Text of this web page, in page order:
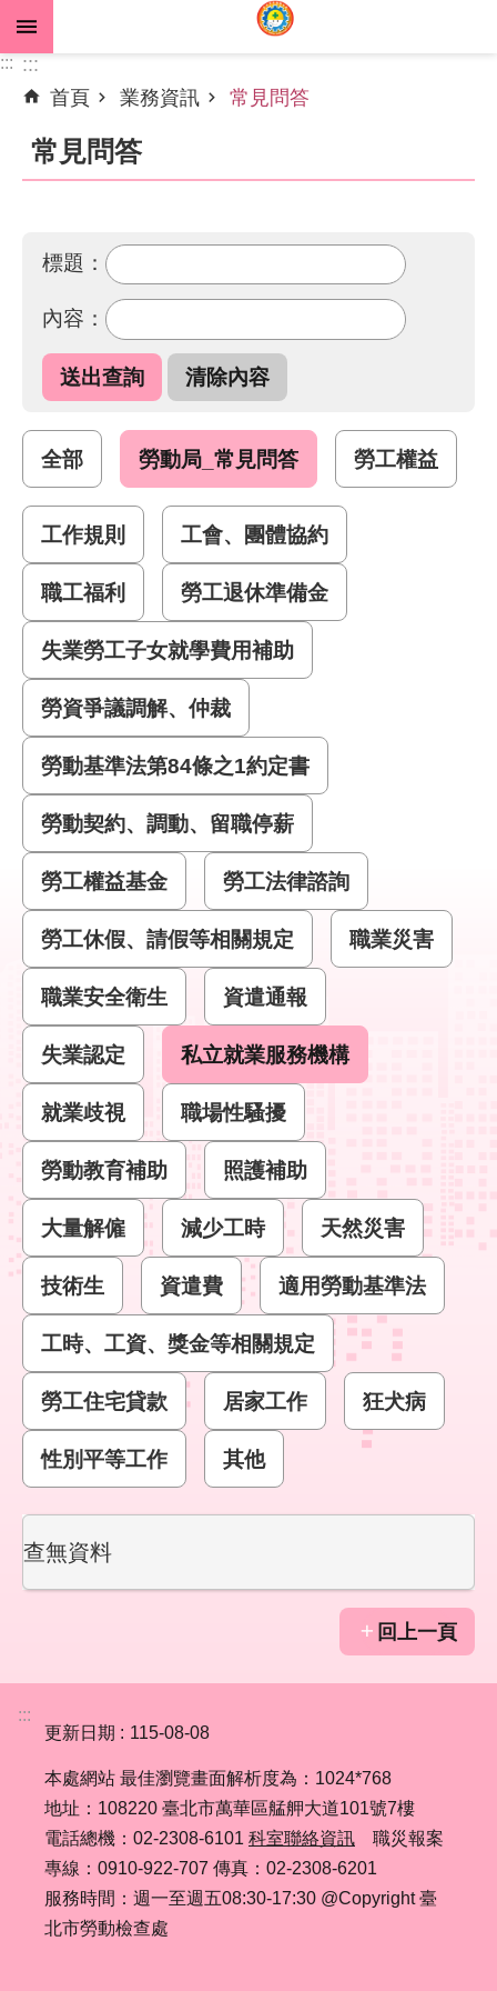
跳到主要內容區塊
進
搜
尋
告
訊
關
介
業
務
資
訊
線
上
服
務
聯
絡
訊
相
關
連
影
音
專
區
政
府
資
訊
公
開
網
站
導
覽
回
首
頁
系
統
常
見
問
答
雙
::: :::
首頁
業務資訊 常見問答
常見問答
標題：
內容：
全部 勞動局_常見問答 勞工權益
工作規則 工會、團體協約
職工福利 勞工退休準備金
失業勞工子女就學費用補助
勞資爭議調解、仲裁
勞動基準法第84條之1約定書
勞動契約、調動、留職停薪
勞工權益基金 勞工法律諮詢
勞工休假、請假等相關規定 職業災害
職業安全衛生 資遣通報
失業認定 私立就業服務機構
就業歧視 職場性騷擾
勞動教育補助 照護補助
大量解僱 減少工時 天然災害
技術生 資遣費 適用勞動基準法
工時、工資、獎金等相關規定
勞工住宅貸款 居家工作 狂犬病
性別平等工作 其他
查無資料
回上一頁
:::
更新日期
115-08-08
本處網站 最佳瀏覽畫面解析度為：1024*768
地址：108220 臺北市萬華區艋舺大道101號7樓
電話總機：02-2308-6101 科室聯絡資訊 職災報案
專線：0910-922-707 傳真：02-2308-6201
服務時間：週一至週五08:30-17:30 @Copyright 臺
北市勞動檢查處